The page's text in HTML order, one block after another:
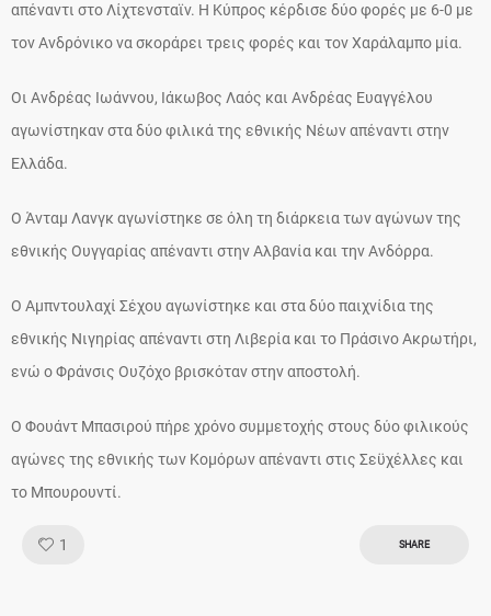
απέναντι στο Λίχτενσταϊν. Η Κύπρος κέρδισε δύο φορές με 6-0 με
τον Ανδρόνικο να σκοράρει τρεις φορές και τον Χαράλαμπο μία.
Οι Ανδρέας Ιωάννου, Ιάκωβος Λαός και Ανδρέας Ευαγγέλου
αγωνίστηκαν στα δύο φιλικά της εθνικής Νέων απέναντι στην
Ελλάδα.
Ο Άνταμ Λανγκ αγωνίστηκε σε όλη τη διάρκεια των αγώνων της
εθνικής Ουγγαρίας απέναντι στην Αλβανία και την Ανδόρρα.
Ο Αμπντουλαχί Σέχου αγωνίστηκε και στα δύο παιχνίδια της
εθνικής Νιγηρίας απέναντι στη Λιβερία και το Πράσινο Ακρωτήρι,
ενώ ο Φράνσις Ουζόχο βρισκόταν στην αποστολή.
Ο Φουάντ Μπασιρού πήρε χρόνο συμμετοχής στους δύο φιλικούς
αγώνες της εθνικής των Κομόρων απέναντι στις Σεϋχέλλες και
το Μπουρουντί.
1 SHARE